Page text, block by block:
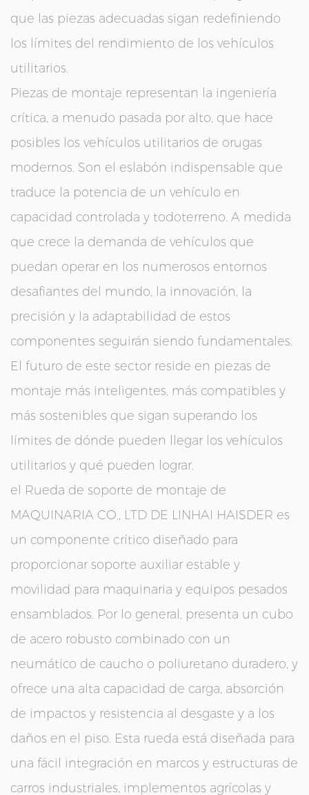
que las piezas adecuadas sigan redefiniendo
los límites del rendimiento de los vehículos
utilitarios.
Piezas de montaje representan la ingeniería
crítica, a menudo pasada por alto, que hace
posibles los vehículos utilitarios de orugas
modernos. Son el eslabón indispensable que
traduce la potencia de un vehículo en
capacidad controlada y todoterreno. A medida
que crece la demanda de vehículos que
puedan operar en los numerosos entornos
desafiantes del mundo, la innovación, la
precisión y la adaptabilidad de estos
componentes seguirán siendo fundamentales.
El futuro de este sector reside en piezas de
montaje más inteligentes, más compatibles y
más sostenibles que sigan superando los
límites de dónde pueden llegar los vehículos
utilitarios y qué pueden lograr.
el Rueda de soporte de montaje de
MAQUINARIA CO., LTD DE LINHAI HAISDER es
un componente crítico diseñado para
proporcionar soporte auxiliar estable y
movilidad para maquinaria y equipos pesados
ensamblados. Por lo general, presenta un cubo
de acero robusto combinado con un
neumático de caucho o poliuretano duradero, y
ofrece una alta capacidad de carga, absorción
de impactos y resistencia al desgaste y a los
daños en el piso. Esta rueda está diseñada para
una fácil integración en marcos y estructuras de
carros industriales, implementos agrícolas y